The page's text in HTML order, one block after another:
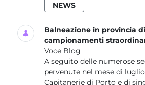
NEWS
Balneazione in provincia
campionamenti
Voce Blog
A seguito delle numerose
pervenute nel mese di
Capitanerie di Porto e di